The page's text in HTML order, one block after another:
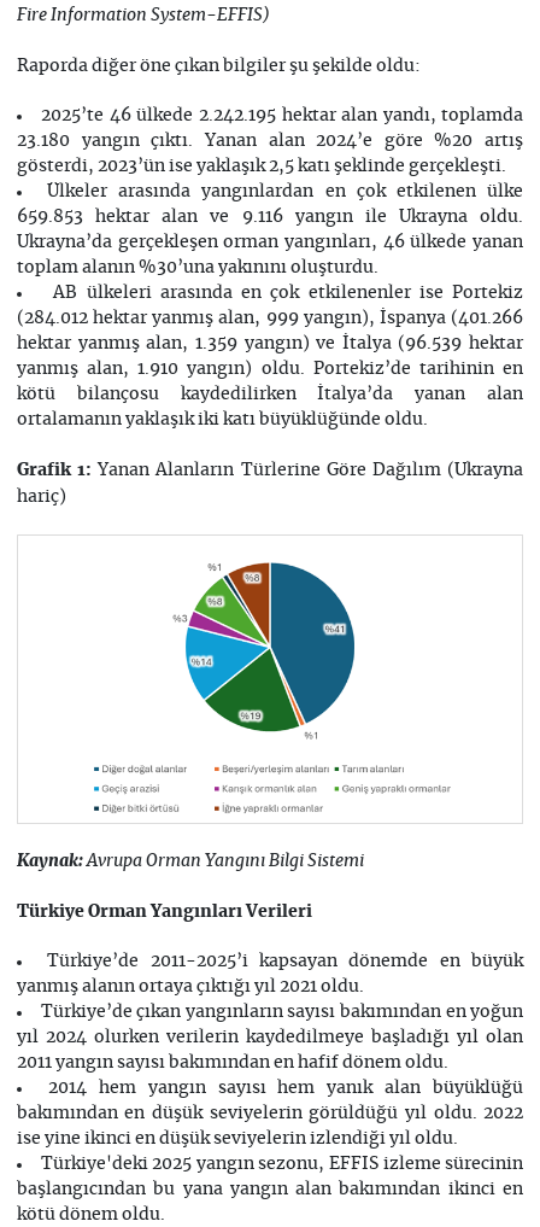
Fire Information System-EFFIS)
Raporda diğer öne çıkan bilgiler şu şekilde oldu:
2025’te 46 ülkede 2.242.195 hektar alan yandı, toplamda
23.180 yangın çıktı. Yanan alan 2024’e göre %20 artış
gösterdi, 2023’ün ise yaklaşık 2,5 katı şeklinde gerçekleşti.
Ülkeler arasında yangınlardan en çok etkilenen ülke
659.853 hektar alan ve 9.116 yangın ile Ukrayna oldu.
Ukrayna’da gerçekleşen orman yangınları, 46 ülkede yanan
toplam alanın %30’una yakınını oluşturdu.
AB ülkeleri arasında en çok etkilenenler ise Portekiz
(284.012 hektar yanmış alan, 999 yangın), İspanya (401.266
hektar yanmış alan, 1.359 yangın) ve İtalya (96.539 hektar
yanmış alan, 1.910 yangın) oldu. Portekiz’de tarihinin en
kötü bilançosu kaydedilirken İtalya’da yanan alan
ortalamanın yaklaşık iki katı büyüklüğünde oldu.
Grafik 1:Yanan Alanların Türlerine Göre Dağılım (Ukrayna
hariç)
Kaynak:Avrupa Orman Yangını Bilgi Sistemi
Türkiye Orman Yangınları Verileri
Türkiye’de 2011-2025’i kapsayan dönemde en büyük
yanmış alanın ortaya çıktığı yıl 2021 oldu.
Türkiye’de çıkan yangınların sayısı bakımından en yoğun
yıl 2024 olurken verilerin kaydedilmeye başladığı yıl olan
2011 yangın sayısı bakımından en hafif dönem oldu.
2014 hem yangın sayısı hem yanık alan büyüklüğü
bakımından en düşük seviyelerin görüldüğü yıl oldu. 2022
ise yine ikinci en düşük seviyelerin izlendiği yıl oldu.
Türkiye'deki 2025 yangın sezonu, EFFIS izleme sürecinin
başlangıcından bu yana yangın alan bakımından ikinci en
kötü dönem oldu.